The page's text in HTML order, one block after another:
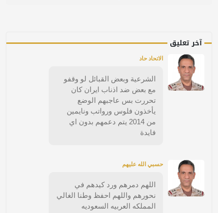
آخر تعليق
الاتحاد حاد
الشرعية وبعض القبائل لو وقفو
مع بعض ضد اذناب ايران كان
تحررت بس عاجبهم الوضع
يأخذون فلوس ورواتب ونايمين
من 2014 يتم دعمهم بدون اي
فايدة
حسبي الله عليهم
اللهم دمرهم ورد كيدهم في
نحورهم واللهم احفظ وطنا الغالي
المملكه العربيه السعوديه